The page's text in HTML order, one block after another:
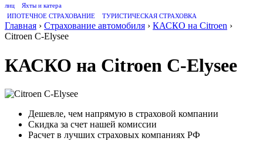
лиц
Яхты и катера
ИПОТЕЧНОЕ СТРАХОВАНИЕ
ТУРИСТИЧЕСКАЯ СТРАХОВКА
Главная › Страхование автомобиля › КАСКО на Citroen ›
Citroen C-Elysee
КАСКО на Citroen C-Elysee
Дешевле, чем напрямую в страховой компании
Скидка за счет нашей комиссии
Расчет в лучших страховых компаниях РФ